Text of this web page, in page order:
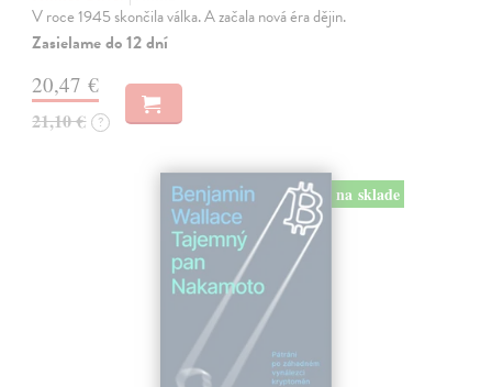
V roce 1945 skončila válka. A začala nová éra dějin.
Zasielame do 12 dní
20,47 €
21,10 € ?
na sklade